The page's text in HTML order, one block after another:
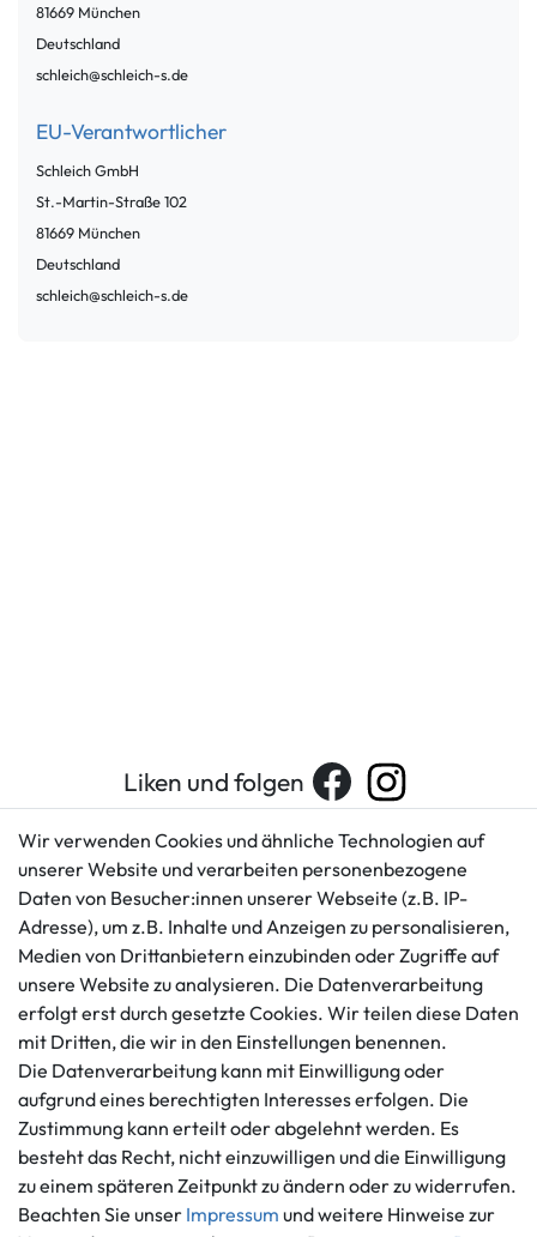
81669 München
Deutschland
schleich@schleich-s.de
EU-Verantwortlicher
Schleich GmbH
St.-Martin-Straße102
81669 München
Deutschland
schleich@schleich-s.de
Liken und folgen
Kundenservice
+49 421 596586
Mo. - Fr. 9 - 16 Uhr
info@gameworld.de
Kontaktformular
Rechtliches
AGB
Impressum
Datenschutzerklärung
Barrierefreiheitserklärung
Widerrufs­recht
Vertrag widerrufen
Informationen
Ankauf
Über uns
Häufig gestellte Fragen
Zahlungsmöglichkeiten
Wir verwenden Cookies und ähnliche Technologien auf
unserer Website und verarbeiten personenbezogene
Daten von Besucher:innen unserer Webseite (z.B. IP-
Adresse), um z.B. Inhalte und Anzeigen zu personalisieren,
Medien von Drittanbietern einzubinden oder Zugriffe auf
unsere Website zu analysieren. Die Datenverarbeitung
erfolgt erst durch gesetzte Cookies. Wir teilen diese Daten
mit Dritten, die wir in den Einstellungen benennen.
Die Datenverarbeitung kann mit Einwilligung oder
aufgrund eines berechtigten Interesses erfolgen. Die
Zustimmung kann erteilt oder abgelehnt werden. Es
besteht das Recht, nicht einzuwilligen und die Einwilligung
zu einem späteren Zeitpunkt zu ändern oder zu widerrufen.
Beachten Sie unser Impressum und weitere Hinweise zur